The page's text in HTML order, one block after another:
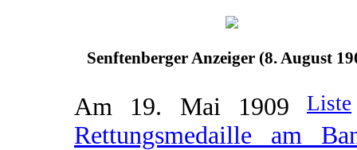
Senftenberger Anzeiger (8. August
Am 19. Mai 1909 Liste
Rettungsmedaille am